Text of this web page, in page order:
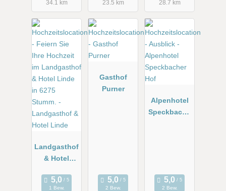
34.1 km
23.5 km
28.7 km
Landgasthof
& Hotel
1 Bew.
Gasthof
Purner
2 Bew.
Alpenhotel
Speckbache
2 Bew.